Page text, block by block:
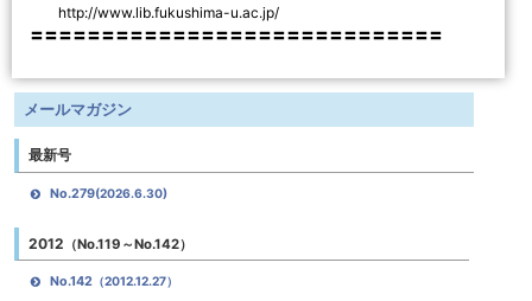
http://www.lib.fukushima-u.ac.jp/
〓〓〓〓〓〓〓〓〓〓〓〓〓〓〓〓〓〓〓〓〓〓〓〓〓〓〓〓〓
メールマガジン
最新号
No.279(2026.6.30)
2012 （No.119～No.142）
No.142 （2012.12.27）